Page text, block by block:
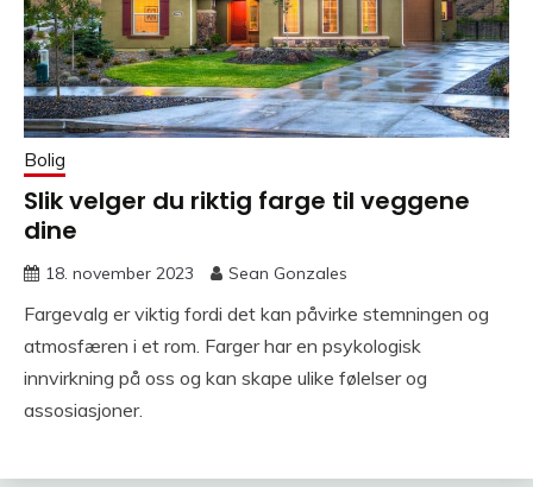
Bolig
Slik velger du riktig farge til veggene
dine
18. november 2023 Sean Gonzales
Fargevalg er viktig fordi det kan påvirke stemningen og
atmosfæren i et rom. Farger har en psykologisk
innvirkning på oss og kan skape ulike følelser og
assosiasjoner.